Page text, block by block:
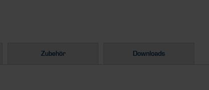
Zubehör Downloads